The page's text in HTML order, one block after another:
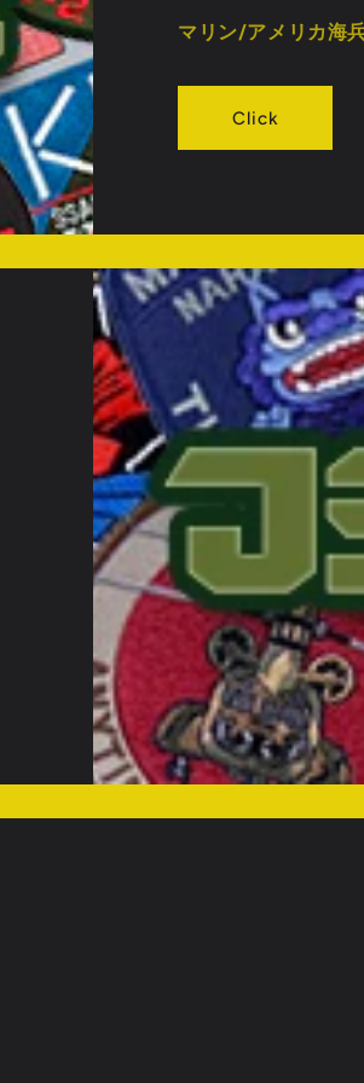
マリン/アメリカ海
Click